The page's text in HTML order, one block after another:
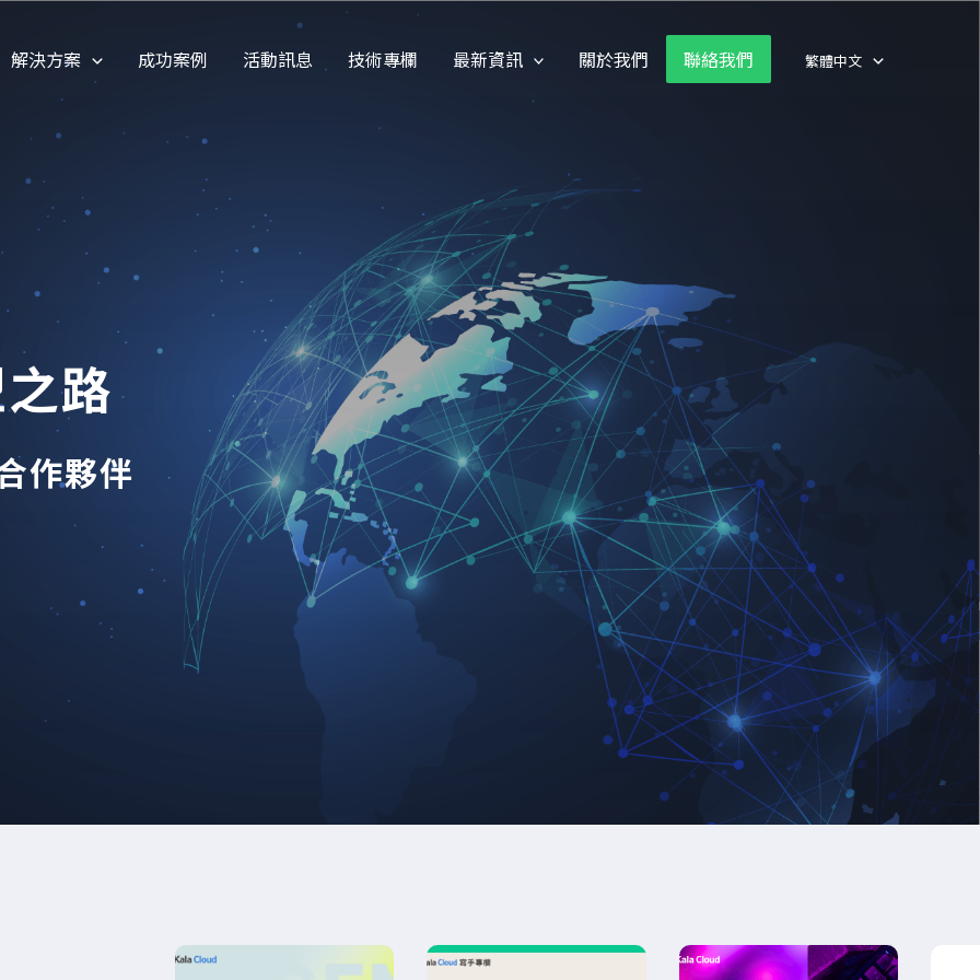
解決方案 成功案例 活動訊息 技術專欄 最新資訊 關於我們 聯絡我們 繁體中文
路
作夥伴